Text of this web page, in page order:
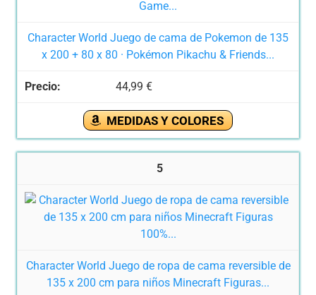
Character World Juego de cama de Pokemon de 135
x 200 + 80 x 80 · Pokémon Pikachu & Friends...
44,99 €
MEDIDAS Y COLORES
5
Character World Juego de ropa de cama reversible de
135 x 200 cm para niños Minecraft Figuras...